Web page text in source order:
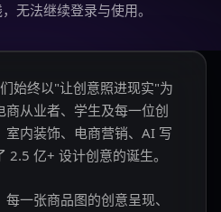
无法继续登录与使用。
始终以"让创意照进现实"为
从业者、学生及每一位创
室内装饰、电商营销、AI 写
2.5 亿+ 设计创意的诞生。
一张商品图的创意呈现、